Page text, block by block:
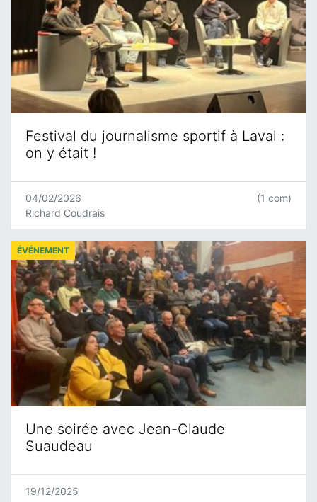
Festival du journalisme sportif à Laval :
on y était !
04/02/2026
Richard Coudrais
(1 com)
Une soirée avec Jean-Claude
Suaudeau
ÉVÉNEMENT
19/12/2025